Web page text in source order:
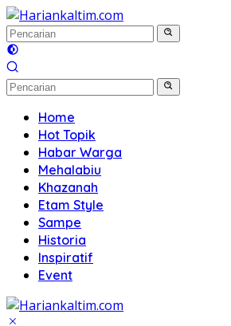
Langsung
ke
konten
Home
Hot Topik
Habar Warga
Mehalabiu
Khazanah
Etam Style
Sampe
Historia
Inspiratif
Event